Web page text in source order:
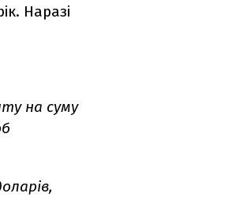
Наразі
на суму